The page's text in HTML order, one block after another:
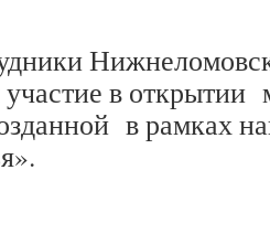
в
в рамках